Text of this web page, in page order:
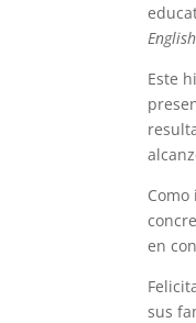
Este
en
sus